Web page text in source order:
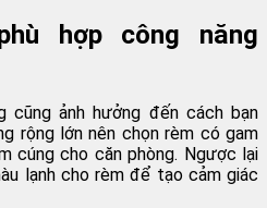
hợp công năng
cũng ảnh hưởng đến cách bạn
rộng lớn nên chọn rèm có gam
cúng cho căn phòng. Ngược lại
lạnh cho rèm để tạo cảm giác